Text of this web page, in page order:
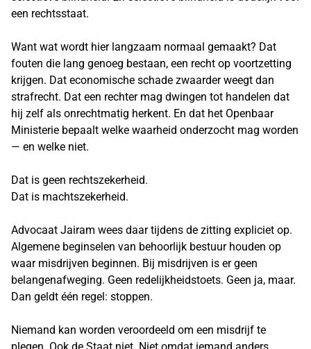
een rechtsstaat.
Want wat wordt hier langzaam normaal gemaakt? Dat
fouten die lang genoeg bestaan, een recht op voortzetting
krijgen. Dat economische schade zwaarder weegt dan
strafrecht. Dat een rechter mag dwingen tot handelen dat
hij zelf als onrechtmatig herkent. En dat het Openbaar
Ministerie bepaalt welke waarheid onderzocht mag worden
— en welke niet.
Dat is geen rechtszekerheid.
Dat is machtszekerheid.
Advocaat Jairam wees daar tijdens de zitting expliciet op.
Algemene beginselen van behoorlijk bestuur houden op
waar misdrijven beginnen. Bij misdrijven is er geen
belangenafweging. Geen redelijkheidstoets. Geen ja, maar.
Dan geldt één regel: stoppen.
Niemand kan worden veroordeeld om een misdrijf te